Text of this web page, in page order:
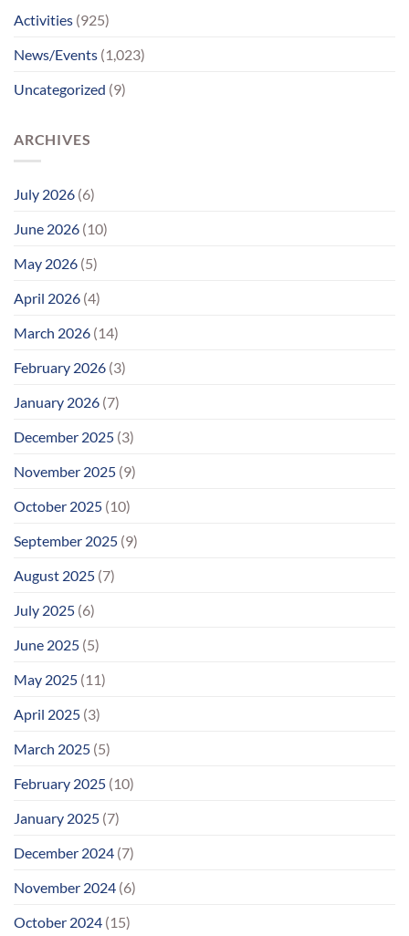
વર્ષોની
Activities (925)
News/Events (1,023)
Uncategorized (9)
ARCHIVES
July 2026 (6)
June 2026 (10)
May 2026 (5)
April 2026 (4)
March 2026 (14)
February 2026 (3)
January 2026 (7)
December 2025 (3)
November 2025 (9)
October 2025 (10)
September 2025 (9)
August 2025 (7)
July 2025 (6)
June 2025 (5)
May 2025 (11)
April 2025 (3)
March 2025 (5)
February 2025 (10)
January 2025 (7)
December 2024 (7)
November 2024 (6)
October 2024 (15)